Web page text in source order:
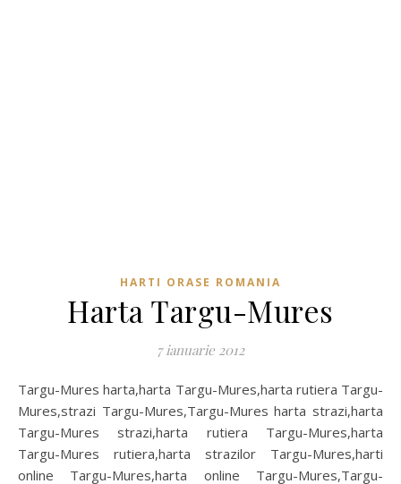
HARTI ORASE ROMANIA
Harta Targu-Mures
7 ianuarie 2012
Targu-Mures harta,harta Targu-Mures,harta rutiera Targu-
Mures,strazi Targu-Mures,Targu-Mures harta strazi,harta
Targu-Mures strazi,harta rutiera Targu-Mures,harta
Targu-Mures rutiera,harta strazilor Targu-Mures,harti
online Targu-Mures,harta online Targu-Mures,Targu-